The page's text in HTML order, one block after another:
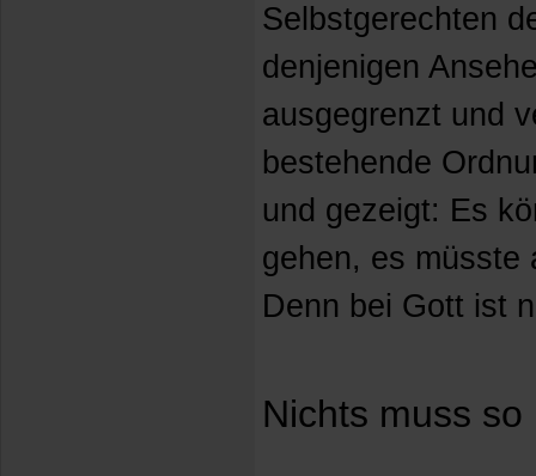
Selbstgerechten
denjenigen
ausgegrenzt und
bestehende
und gezeigt: Es
gehen, es müsste
Denn bei Gott ist
Nichts muss